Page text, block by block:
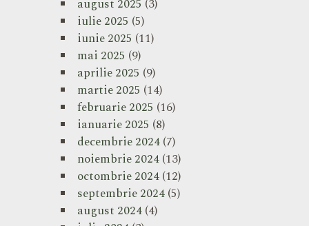
august 2025 (3)
iulie 2025 (5)
iunie 2025 (11)
mai 2025 (9)
aprilie 2025 (9)
martie 2025 (14)
februarie 2025 (16)
ianuarie 2025 (8)
decembrie 2024(7)
noiembrie 2024(13)
octombrie 2024(12)
septembrie 2024(5)
august 2024(4)